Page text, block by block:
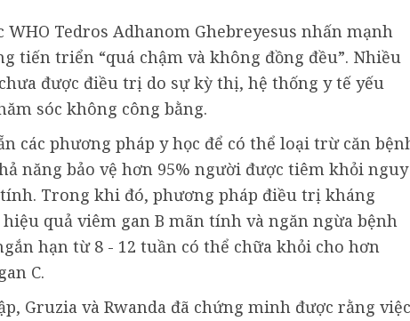
Tedros Adhanom Ghebreyesus nhấn mạnh
tiến triển “quá chậm và không đồng đều”. Nhiều
được điều trị do sự kỳ thị, hệ thống y tế yếu
sóc không công bằng.
các phương pháp y học để có thể loại trừ căn
năng bảo vệ hơn 95% người được tiêm khỏi nguy
Trong khi đó, phương pháp điều trị kháng
quả viêm gan B mãn tính và ngăn ngừa bệnh
hạn từ 8 - 12 tuần có thể chữa khỏi cho hơn
C.
Gruzia và Rwanda đã chứng minh được rằng việc